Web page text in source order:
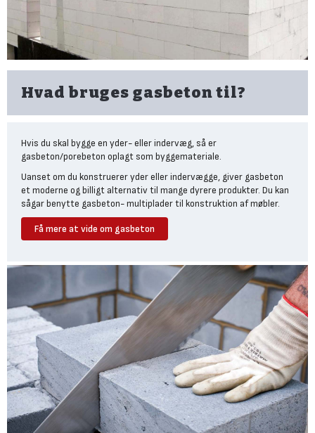
Hvad bruges gasbeton til?
Hvis du skal bygge en yder- eller indervæg, så er
gasbeton/porebeton oplagt som byggemateriale.
Uanset om du konstruerer yder eller indervægge, giver gasbeton
et moderne og billigt alternativ til mange dyrere produkter. Du kan
sågar benytte gasbeton- multiplader til konstruktion af møbler.
De kan tåle varme og vand, og kan derfor også bruges i
badeværelset eller direkte op ad en ovn. Gasbetonen er også et
da blokke af gasbeton giver varme og styrke til de gamle vægge.
Hvad er gasbeton og porebeton egentlig?
Gasbeton blokke kendes i dag også som porebeton eller
multiplader. Gasbetonen er en let og fleksibel byggesten
fremstillet af kalk, cement, sand og aluminiumpulver.
Bl.a. Aluminiumspulveret bevirker at blokkene bliver luftige og har
en mindre tæthed end traditionel beton, mursten og lebeton.
Hvad er fordelene ved gasbeton og porebeton?
Fordi byggestenene er fyldt med lufthuller, er de lettere end
Få mere at vide om gasbeton